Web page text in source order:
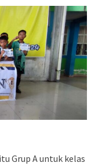
Grup A untuk kelas